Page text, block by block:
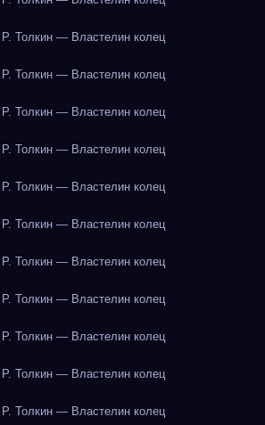
Толкин — Властелин колец
Толкин — Властелин колец
Толкин — Властелин колец
Толкин — Властелин колец
Толкин — Властелин колец
Толкин — Властелин колец
Толкин — Властелин колец
Толкин — Властелин колец
Толкин — Властелин колец
Толкин — Властелин колец
Толкин — Властелин колец